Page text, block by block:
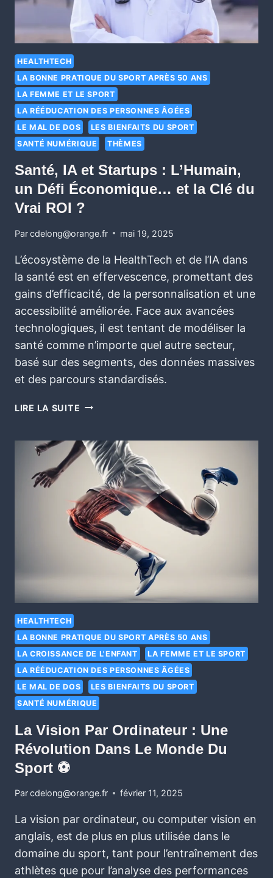
HEALTHTECH
LA BONNE PRATIQUE DU SPORT APRÈS 50 ANS
LA FEMME ET LE SPORT
LA RÉÉDUCATION DES PERSONNES ÂGÉES
LE MAL DE DOS
LES BIENFAITS DU SPORT
SANTÉ NUMÉRIQUE
THÈMES
Santé, IA et Startups : L’Humain,
un Défi Économique… et la Clé du
Vrai ROI ?
Parcdelong@orange.fr mai 19, 2025
L’écosystème de la HealthTech et de l’IA dans
la santé est en effervescence, promettant des
gains d’efficacité, de la personnalisation et une
accessibilité améliorée. Face aux avancées
technologiques, il est tentant de modéliser la
santé comme n’importe quel autre secteur,
basé sur des segments, des données massives
et des parcours standardisés.
LIRE LA SUITE
HEALTHTECH
LA BONNE PRATIQUE DU SPORT APRÈS 50 ANS
LA CROISSANCE DE L'ENFANT
LA FEMME ET LE SPORT
LA RÉÉDUCATION DES PERSONNES ÂGÉES
LE MAL DE DOS
LES BIENFAITS DU SPORT
SANTÉ NUMÉRIQUE
La Vision Par Ordinateur : Une
Révolution Dans Le Monde Du
Sport ⚽
Parcdelong@orange.fr février 11, 2025
La vision par ordinateur, ou computer vision en
anglais, est de plus en plus utilisée dans le
domaine du sport, tant pour l’entraînement des
athlètes que pour l’analyse des performances